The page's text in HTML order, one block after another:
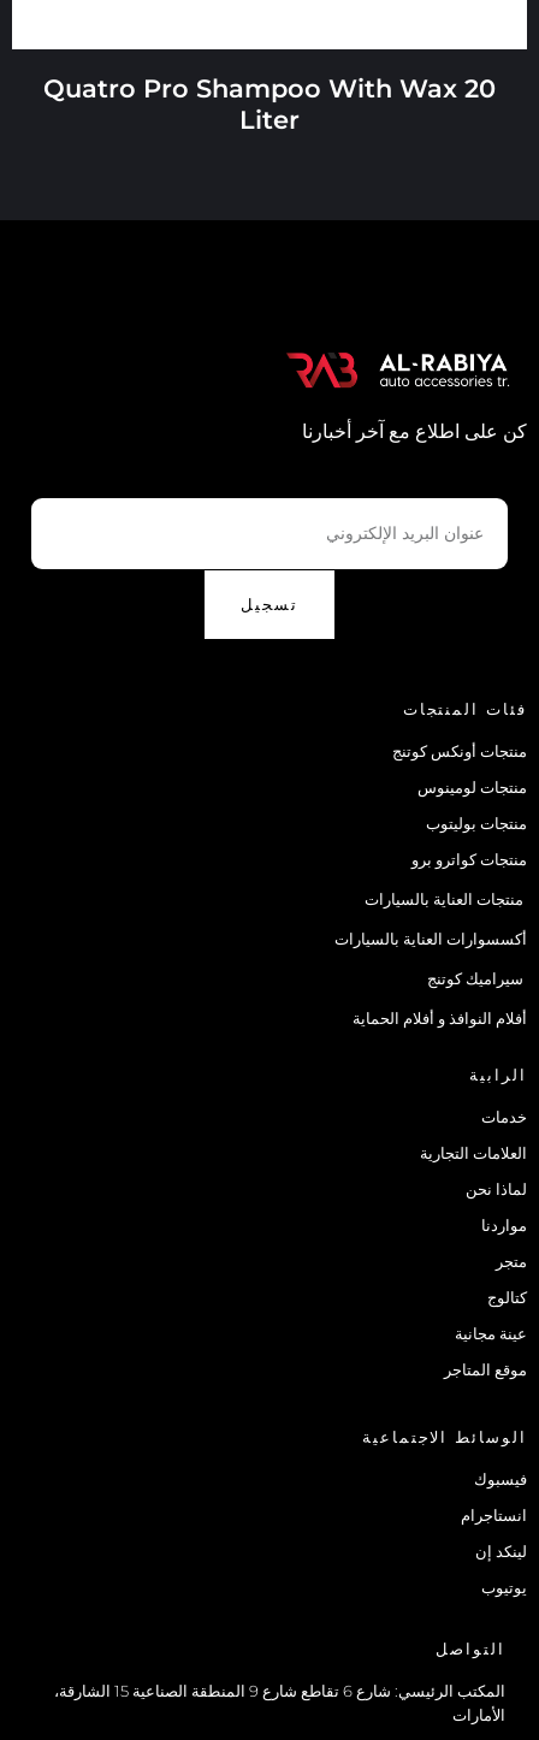
Quatro Pro Shampoo With Wax 20
Liter
كن على اطلاع مع آخر أخبارنا
تسجيل
فئات المنتجات
منتجات أونكس كوتنج
منتجات لومينوس
منتجات بوليتوب
منتجات كواترو برو
منتجات العناية بالسيارات
أكسسوارات العناية بالسيارات
سيراميك كوتنج
أفلام النوافذ و أفلام الحماية
الرابية
خدمات
العلامات التجارية
لماذا نحن
مواردنا
متجر
كتالوج
عينة مجانية
موقع المتاجر
الوسائط الاجتماعية
فيسبوك
انستاجرام
لينكد إن
يوتيوب
التواصل
المكتب الرئيسي: شارع 6 تقاطع شارع 9 المنطقة الصناعية 15 الشارقة،
الأمارات